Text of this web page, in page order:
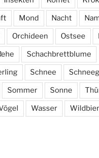
Mond Nacht
Orchideen Ostsee
Schachbrettblume
Schnee
Sommer Sonne
Wasser